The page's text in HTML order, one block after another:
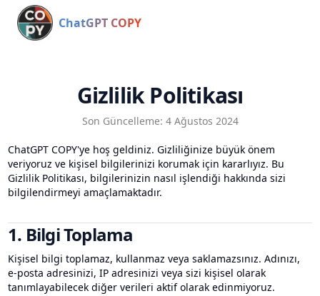
ChatGPT COPY
Gizlilik Politikası
Son Güncelleme: 4 Ağustos 2024
ChatGPT COPY'ye hoş geldiniz. Gizliliğinize büyük önem
veriyoruz ve kişisel bilgilerinizi korumak için kararlıyız. Bu
Gizlilik Politikası, bilgilerinizin nasıl işlendiği hakkında sizi
bilgilendirmeyi amaçlamaktadır.
1. Bilgi Toplama
Kişisel bilgi toplamaz, kullanmaz veya saklamazsınız. Adınızı,
e-posta adresinizi, IP adresinizi veya sizi kişisel olarak
tanımlayabilecek diğer verileri aktif olarak edinmiyoruz.